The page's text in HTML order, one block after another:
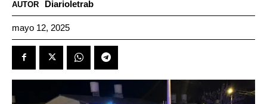
AUTOR Diarioletrab
mayo 12, 2025